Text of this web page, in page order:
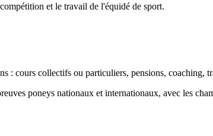
et le travail de l'équidé de sport.
: cours collectifs ou particuliers, pensions, coaching,
poneys nationaux et internationaux, avec les